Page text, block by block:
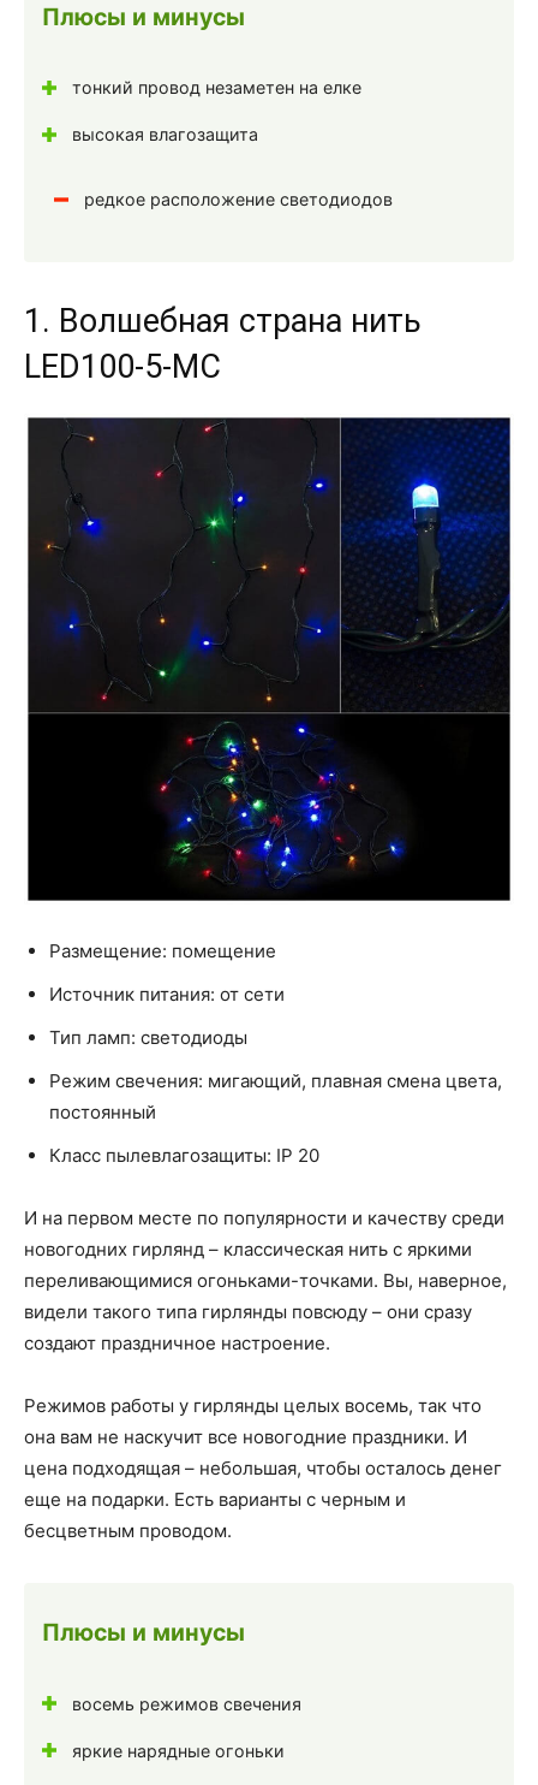
Плюсы и минусы
тонкий провод незаметен на елке
высокая влагозащита
редкое расположение светодиодов
1. Волшебная страна нить
LED100-5-MC
Размещение: помещение
Источник питания: от сети
Тип ламп: светодиоды
Режим свечения: мигающий, плавная смена цвета,
постоянный
Класс пылевлагозащиты: IP 20
И на первом месте по популярности и качеству среди
новогодних гирлянд – классическая нить с яркими
переливающимися огоньками-точками. Вы, наверное,
видели такого типа гирлянды повсюду – они сразу
создают праздничное настроение.
Режимов работы у гирлянды целых восемь, так что
она вам не наскучит все новогодние праздники. И
цена подходящая – небольшая, чтобы осталось денег
еще на подарки. Есть варианты с черным и
бесцветным проводом.
Плюсы и минусы
восемь режимов свечения
яркие нарядные огоньки